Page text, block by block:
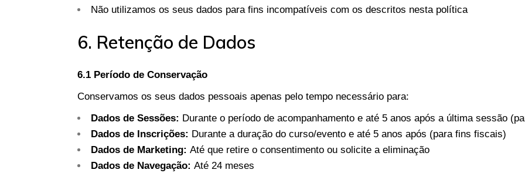
Não utilizamos os seus dados para fins incompatíveis com os descritos nesta política
6. Retenção de Dados
6.1 Período de Conservação
Conservamos os seus dados pessoais apenas pelo tempo necessário para:
Dados de Sessões: Durante o período de acompanhamento e até 5 anos após a última sessão
Dados de Inscrições: Durante a duração do curso/evento e até 5 anos após (para fins fiscais)
Dados de Marketing: Até que retire o consentimento ou solicite a eliminação
Dados de Navegação: Até 24 meses